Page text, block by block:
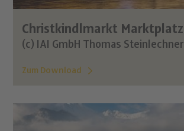
Christkindlmarkt Marktplatz
(c) IAI GmbH Thomas Steinlechner
Zum Download